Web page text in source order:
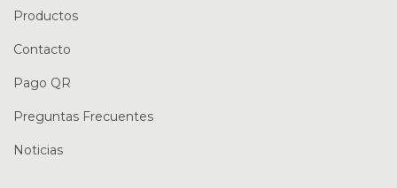
Productos
Contacto
Pago QR
Preguntas Frecuentes
Noticias